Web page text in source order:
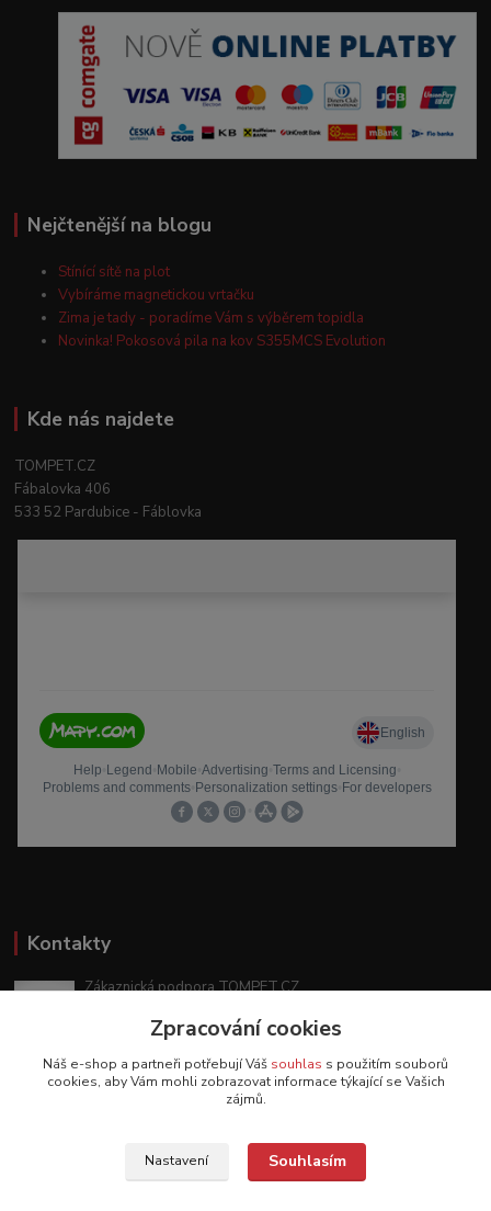
Nejčtenější na blogu
Stínící sítě na plot
Vybíráme magnetickou vrtačku
Zima je tady - poradíme Vám s výběrem topidla
Novinka! Pokosová pila na kov S355MCS Evolution
Kde nás najdete
TOMPET.CZ
Fábalovka 406
533 52 Pardubice - Fáblovka
Kontakty
Zákaznická podpora TOMPET.CZ
(Po-Ne, 8-20 hod.)
obchod@tompet.cz
Zpracování cookies
Náš e-shop a partneři potřebují Váš souhlas s použitím souborů
cookies, aby Vám mohli zobrazovat informace týkající se Vašich
zájmů.
Nastavení Souhlasím